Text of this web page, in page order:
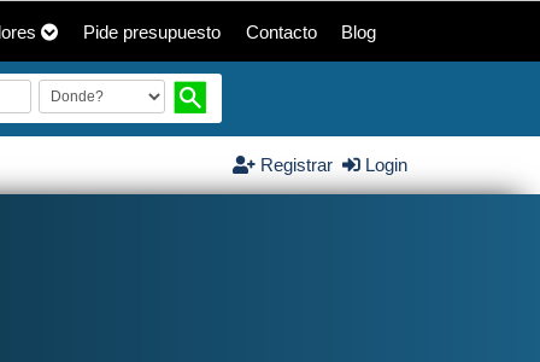
Pide presupuesto Contacto Blog
Login
Registrar